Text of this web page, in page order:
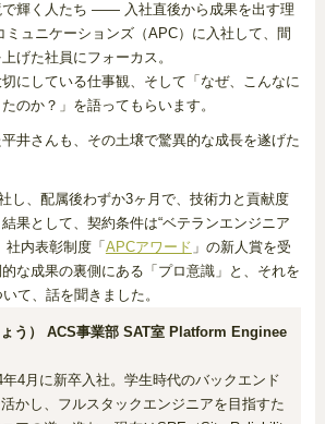
で輝く人たち ―― 入社直後から成果を出す理
ミュニケーションズ（APC）に入社して、間
げた社員にフォーカス。
にしている仕事観、そして「なぜ、こんなに
のか？」を語ってもらいます。
井さんも、その土壌で驚異的な成長を遂げた
し、配属後わずか3ヶ月で、技術力と貢献度
果として、契約条件は“ベテランエンジニア
社内表彰制度「 APCアワード 」の新人賞を受
な成果の裏側にある「プロ意識」と、それを
て、話を聞きました。
う） ACS事業部 SAT室 Platform Enginee
4月に新卒入社。学生時代のバックエンド
かし、フルスタックエンジニアを目指すた